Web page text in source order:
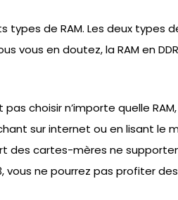
de RAM. Les deux types
vous en doutez, la RAM en
choisir n’importe quelle
sur internet ou en lisant le
des cartes-mères ne
vous ne pourrez pas profiter des